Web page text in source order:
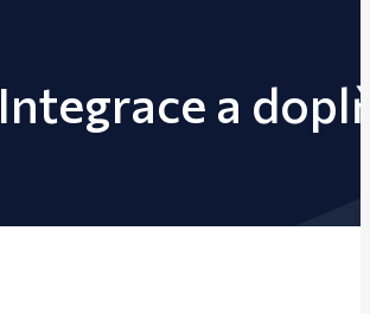
Integrace a